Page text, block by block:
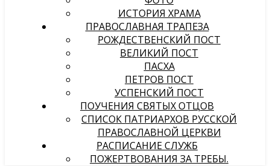
ИСТОРИЯ ХРАМА
ПРАВОСЛАВНАЯ ТРАПЕЗА
РОЖДЕСТВЕНСКИЙ ПОСТ
ВЕЛИКИЙ ПОСТ
ПАСХА
ПЕТРОВ ПОСТ
УСПЕНСКИЙ ПОСТ
ПОУЧЕНИЯ СВЯТЫХ ОТЦОВ
СПИСОК ПАТРИАРХОВ РУССКОЙ
ПРАВОСЛАВНОЙ ЦЕРКВИ
РАСПИСАНИЕ СЛУЖБ
ПОЖЕРТВОВАНИЯ ЗА ТРЕБЫ.